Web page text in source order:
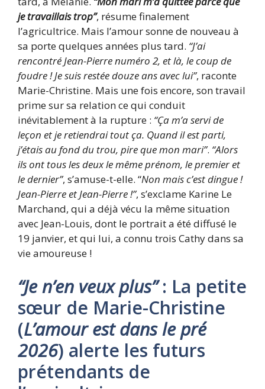
je travaillais trop”, résume finalement
l’agricultrice. Mais l’amour sonne de nouveau à
sa porte quelques années plus tard. “J’ai
rencontré Jean-Pierre numéro 2, et là, le coup de
foudre ! Je suis restée douze ans avec lui”, raconte
Marie-Christine. Mais une fois encore, son travail
prime sur sa relation ce qui conduit
inévitablement à la rupture : “Ça m’a servi de
leçon et je retiendrai tout ça. Quand il est parti,
j’étais au fond du trou, pire que mon mari”. “Alors
ils ont tous les deux le même prénom, le premier et
le dernier”, s’amuse-t-elle. “Non mais c’est dingue !
Jean-Pierre et Jean-Pierre !”, s’exclame Karine Le
Marchand, qui a déjà vécu la même situation
avec Jean-Louis, dont le portrait a été diffusé le
19 janvier, et qui lui, a connu trois Cathy dans sa
vie amoureuse !
“Je n’en veux plus”: La petite
sœur de Marie-Christine
(L’amour est dans le pré
2026) alerte les futurs
prétendants de